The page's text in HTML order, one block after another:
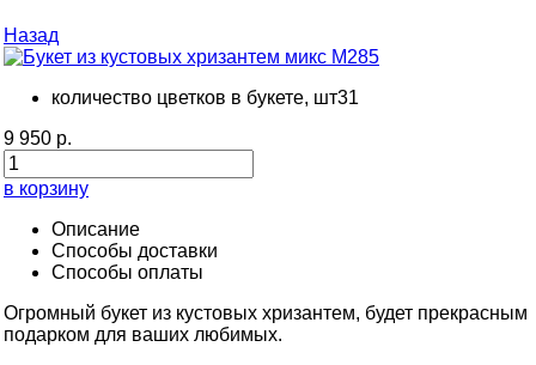
Назад
количество цветков в букете, шт31
9 950 р.
в корзину
Описание
Способы доставки
Способы оплаты
Огромный букет из кустовых хризантем, будет прекрасным
подарком для ваших любимых.